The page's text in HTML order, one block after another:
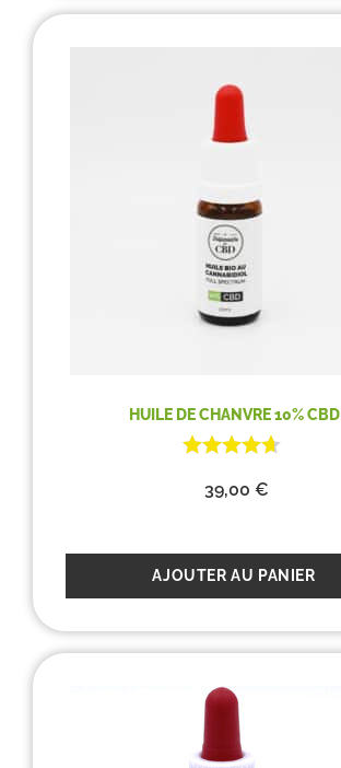
HUILE DE CHANVRE 10% CBD
39,00 €
AJOUTER AU PANIER